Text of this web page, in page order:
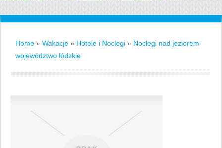
Home » Wakacje » Hotele i Noclegi » Noclegi nad jeziorem-
województwo łódzkie